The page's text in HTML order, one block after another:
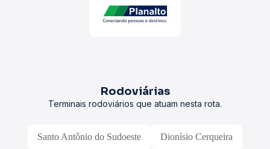
Rodoviárias
Terminais rodoviários que atuam nesta rota.
Santo Antônio do Sudoeste Dionísio Cerqueira